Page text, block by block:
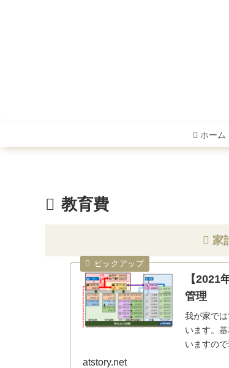
ホーム
教育費
家
【2021
管理
我が家で
います。
いますので
atstory.net